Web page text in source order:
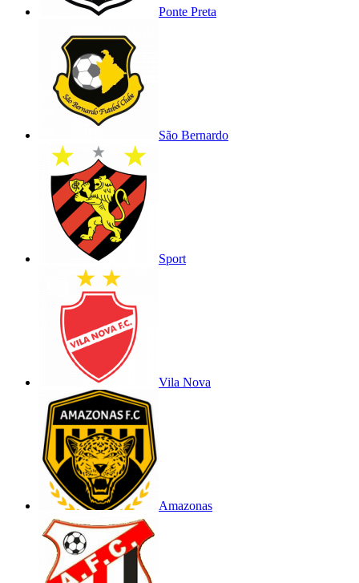
Ponte Preta
São Bernardo
Sport
Vila Nova
Amazonas